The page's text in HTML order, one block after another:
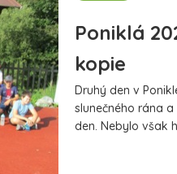
Poniklá
kopie
Druhý den v
slunečného rána
den. Nebylo však